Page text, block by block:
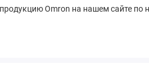
Omron на нашем сайте по